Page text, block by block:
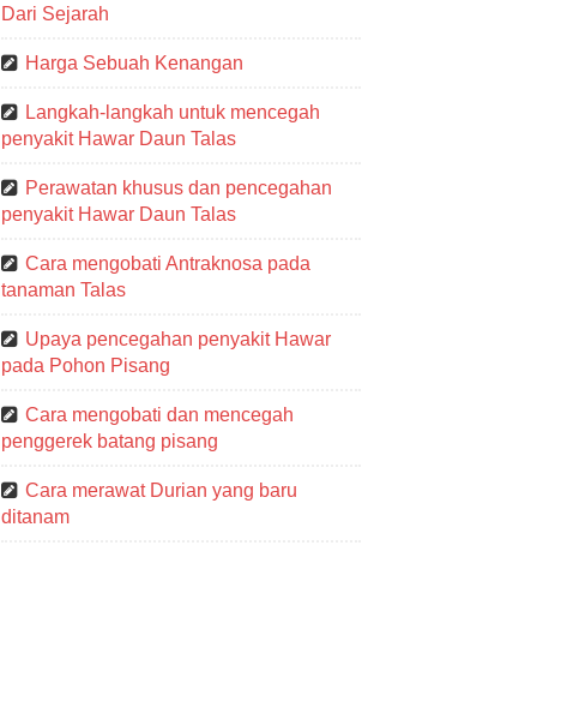
Dari Sejarah
Harga Sebuah Kenangan
Langkah-langkah untuk mencegah
penyakit Hawar Daun Talas
Perawatan khusus dan pencegahan
penyakit Hawar Daun Talas
Cara mengobati Antraknosa pada
tanaman Talas
Upaya pencegahan penyakit Hawar
pada Pohon Pisang
Cara mengobati dan mencegah
penggerek batang pisang
Cara merawat Durian yang baru
ditanam